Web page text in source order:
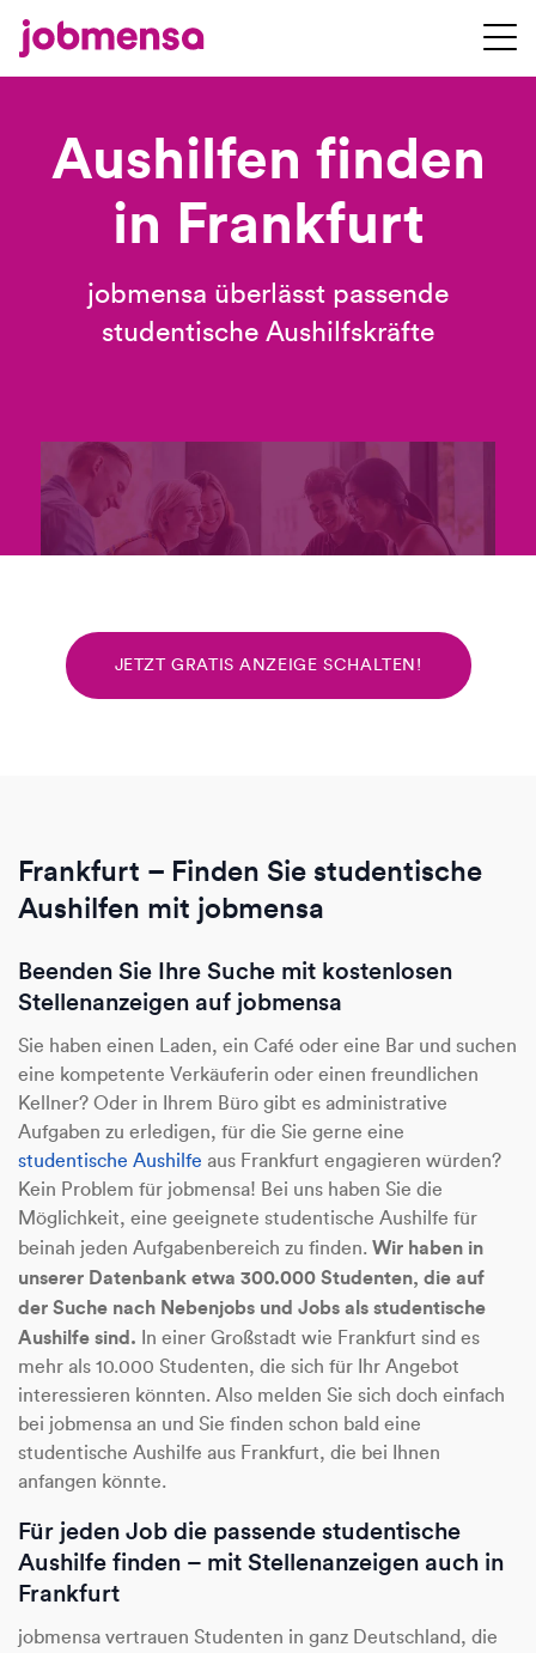
Aushilfen finden
in Frankfurt
jobmensa überlässt passende
studentische Aushilfskräfte
JETZT GRATIS ANZEIGE SCHALTEN!
Frankfurt – Finden Sie studentische
Aushilfen mit jobmensa
Beenden Sie Ihre Suche mit kostenlosen
Stellenanzeigen auf jobmensa
Sie haben einen Laden, ein Café oder eine Bar und suchen
eine kompetente Verkäuferin oder einen freundlichen
Kellner? Oder in Ihrem Büro gibt es administrative
Aufgaben zu erledigen, für die Sie gerne eine
studentische Aushilfe aus Frankfurt engagieren würden?
Kein Problem für jobmensa! Bei uns haben Sie die
Möglichkeit, eine geeignete studentische Aushilfe für
beinah jeden Aufgabenbereich zu finden. Wir haben in
unserer Datenbank etwa 300.000 Studenten, die auf
der Suche nach Nebenjobs und Jobs als studentische
Aushilfe sind. In einer Großstadt wie Frankfurt sind es
mehr als 10.000 Studenten, die sich für Ihr Angebot
interessieren könnten. Also melden Sie sich doch einfach
bei jobmensa an und Sie finden schon bald eine
studentische Aushilfe aus Frankfurt, die bei Ihnen
anfangen könnte.
Für jeden Job die passende studentische
Aushilfe finden – mit Stellenanzeigen auch in
Frankfurt
jobmensa vertrauen Studenten in ganz Deutschland, die